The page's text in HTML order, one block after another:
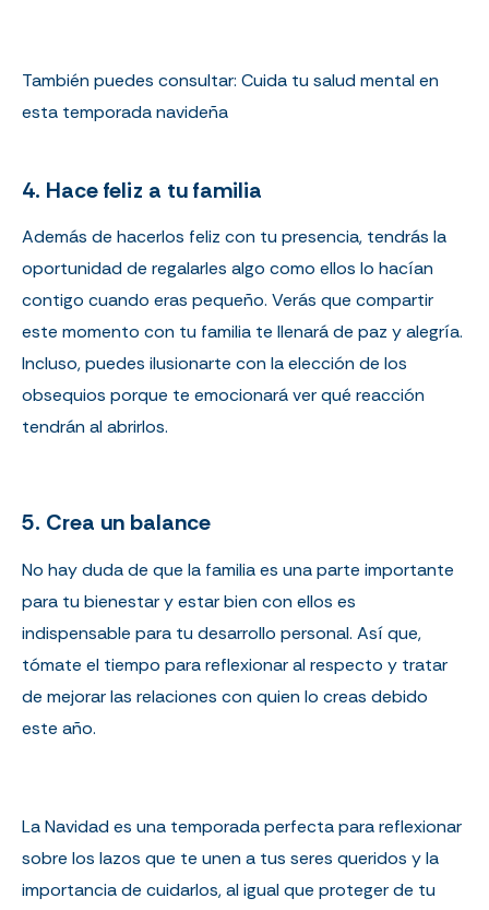
También puedes consultar: Cuida tu salud mental en
esta temporada navideña
4. Hace feliz a tu familia
Además de hacerlos feliz con tu presencia, tendrás la
oportunidad de regalarles algo como ellos lo hacían
contigo cuando eras pequeño. Verás que compartir
este momento con tu familia te llenará de paz y alegría.
Incluso, puedes ilusionarte con la elección de los
obsequios porque te emocionará ver qué reacción
tendrán al abrirlos.
5. Crea un balance
No hay duda de que la familia es una parte importante
para tu bienestar y estar bien con ellos es
indispensable para tu desarrollo personal. Así que,
tómate el tiempo para reflexionar al respecto y tratar
de mejorar las relaciones con quien lo creas debido
este año.
La Navidad es una temporada perfecta para reflexionar
sobre los lazos que te unen a tus seres queridos y la
importancia de cuidarlos, al igual que proteger de tu